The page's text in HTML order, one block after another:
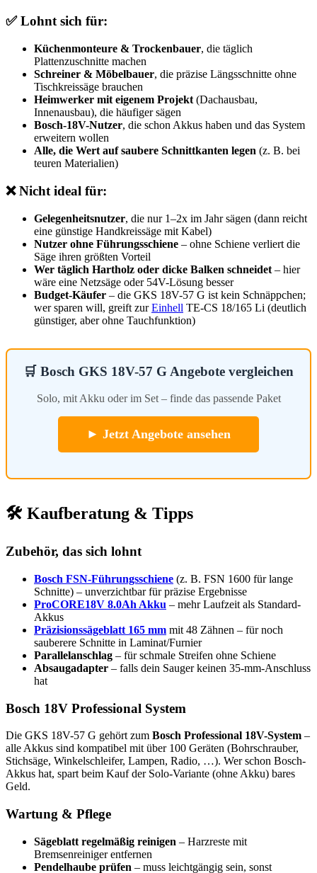
✅ Lohnt sich für:
Küchenmonteure & Trockenbauer, die täglich
Plattenzuschnitte machen
Schreiner & Möbelbauer, die präzise Längsschnitte ohne
Tischkreissäge brauchen
Heimwerker mit eigenem Projekt (Dachausbau,
Innenausbau), die häufiger sägen
Bosch-18V-Nutzer, die schon Akkus haben und das System
erweitern wollen
Alle, die Wert auf saubere Schnittkanten legen (z. B. bei
teuren Materialien)
❌ Nicht ideal für:
Gelegenheitsnutzer, die nur 1–2x im Jahr sägen (dann reicht
eine günstige Handkreissäge mit Kabel)
Nutzer ohne Führungsschiene – ohne Schiene verliert die
Säge ihren größten Vorteil
Wer täglich Hartholz oder dicke Balken schneidet – hier
wäre eine Netzsäge oder 54V-Lösung besser
Budget-Käufer – die GKS 18V-57 G ist kein Schnäppchen;
wer sparen will, greift zurEinhell TE-CS 18/165 Li (deutlich
günstiger, aber ohne Tauchfunktion)
🛒 Bosch GKS 18V-57 G Angebote vergleichen
Solo, mit Akku oder im Set – finde das passende Paket
► Jetzt Angebote ansehen
🛠️ Kaufberatung & Tipps
Zubehör, das sich lohnt
Bosch FSN-Führungsschiene (z. B. FSN 1600 für lange
Schnitte) – unverzichtbar für präzise Ergebnisse
ProCORE18V 8.0Ah Akku – mehr Laufzeit als Standard-
Akkus
Präzisionssägeblatt 165 mm mit 48 Zähnen – für noch
sauberere Schnitte in Laminat/Furnier
Parallelanschlag – für schmale Streifen ohne Schiene
Absaugadapter – falls dein Sauger keinen 35-mm-Anschluss
hat
Bosch 18V Professional System
Die GKS 18V-57 G gehört zum Bosch Professional 18V-System –
alle Akkus sind kompatibel mit über 100 Geräten (Bohrschrauber,
Stichsäge, Winkelschleifer, Lampen, Radio, …). Wer schon Bosch-
Akkus hat, spart beim Kauf der Solo-Variante (ohne Akku) bares
Geld.
Wartung & Pflege
Sägeblatt regelmäßig reinigen – Harzreste mit
Bremsenreiniger entfernen
Pendelhaube prüfen – muss leichtgängig sein, sonst